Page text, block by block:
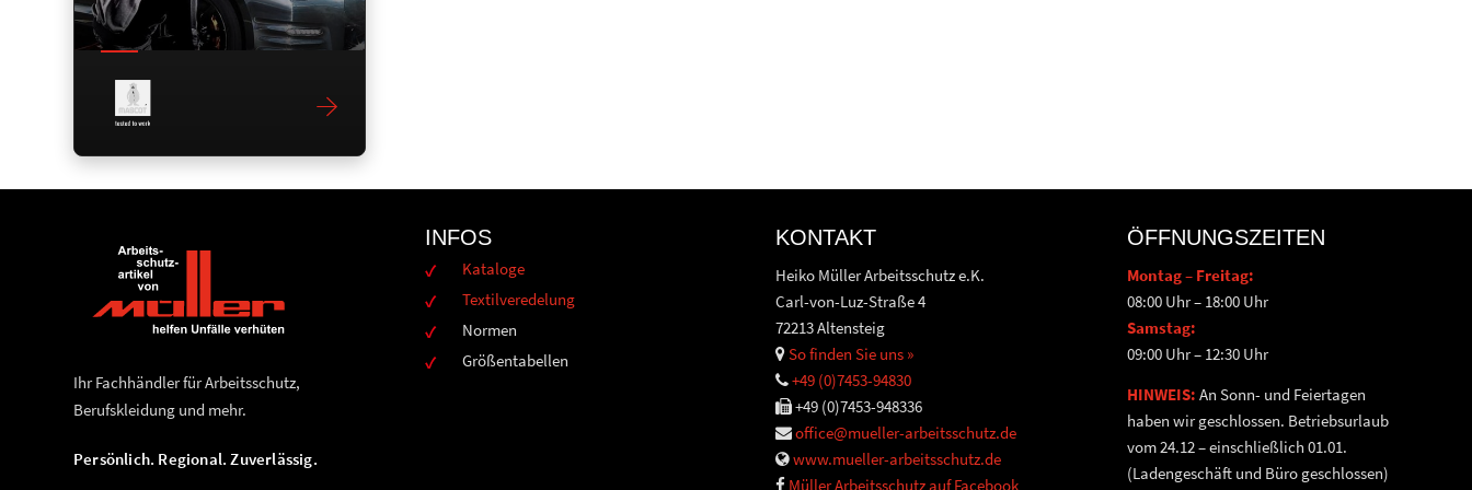
Ihr Fachhändler für Arbeitsschutz,
Berufskleidung und mehr.
Persönlich. Regional. Zuverlässig.
INFOS
Kataloge
Textilveredelung
Normen
Größentabellen
KONTAKT
Heiko Müller Arbeitsschutz e.K.
Carl-von-Luz-Straße 4
72213 Altensteig
So finden Sie uns »
+49 (0)7453-94830
+49 (0)7453-948336
office@mueller-arbeitsschutz.de
www.mueller-arbeitsschutz.de
Müller Arbeitsschutz auf Facebook
ÖFFNUNGSZEITEN
Montag – Freitag:
08:00 Uhr – 18:00 Uhr
Samstag:
09:00 Uhr – 12:30 Uhr
HINWEIS: An Sonn- und Feiertagen
haben wir geschlossen. Betriebsurlaub
vom 24.12 – einschließlich 01.01.
(Ladengeschäft und Büro geschlossen)